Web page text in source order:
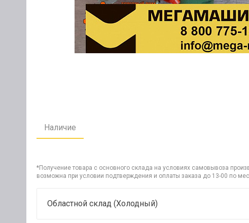
Наличие
*Получение товара с основного склада на условиях самовывоза
возможна при условии подтверждения и оплаты заказа до 13-00 по
Областной склад (Холодный)